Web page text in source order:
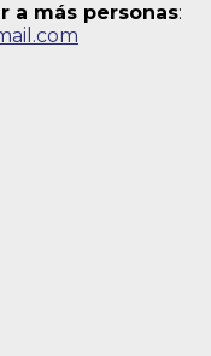
a más personas: